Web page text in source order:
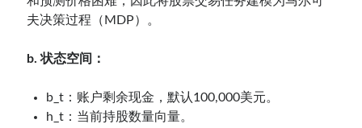
夫决策过程（MDP）。
b. 状态空间：
b_t：账户剩余现金，默认100,000美元。
h_t：当前持股数量向量。